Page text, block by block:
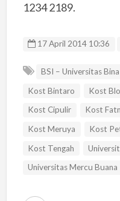
1234 2189.
17 April 2014 10:36
BSI – Universitas
Kost Bintaro
Kost
Kost Cipulir
Kost
Kost Meruya
Kost
Kost Tengah
Universitas Mercu Buana